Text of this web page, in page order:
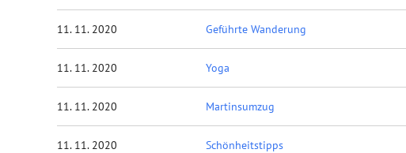
11. 11. 2020 Geführte Wanderung
11. 11. 2020 Yoga
11. 11. 2020 Martinsumzug
11. 11. 2020 Schönheitstipps